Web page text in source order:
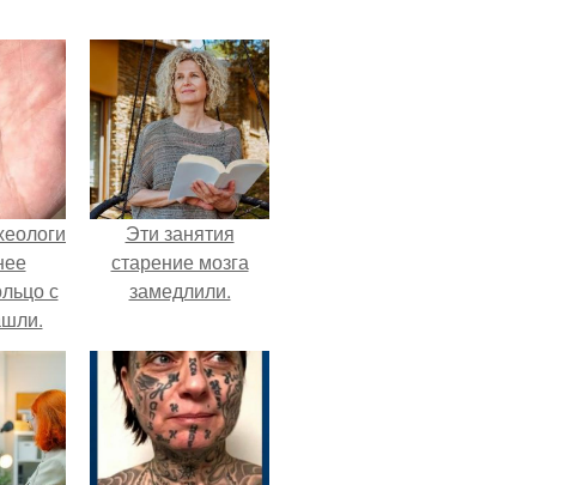
с
Эти занятия
старение мозга
замедлили.